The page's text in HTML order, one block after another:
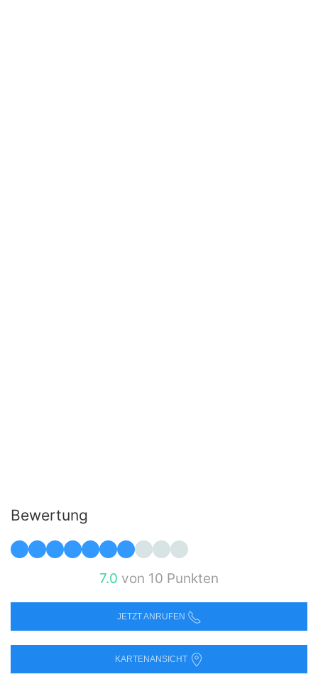
Bewertung
7.0 von 10 Punkten
JETZT ANRUFEN
KARTENANSICHT